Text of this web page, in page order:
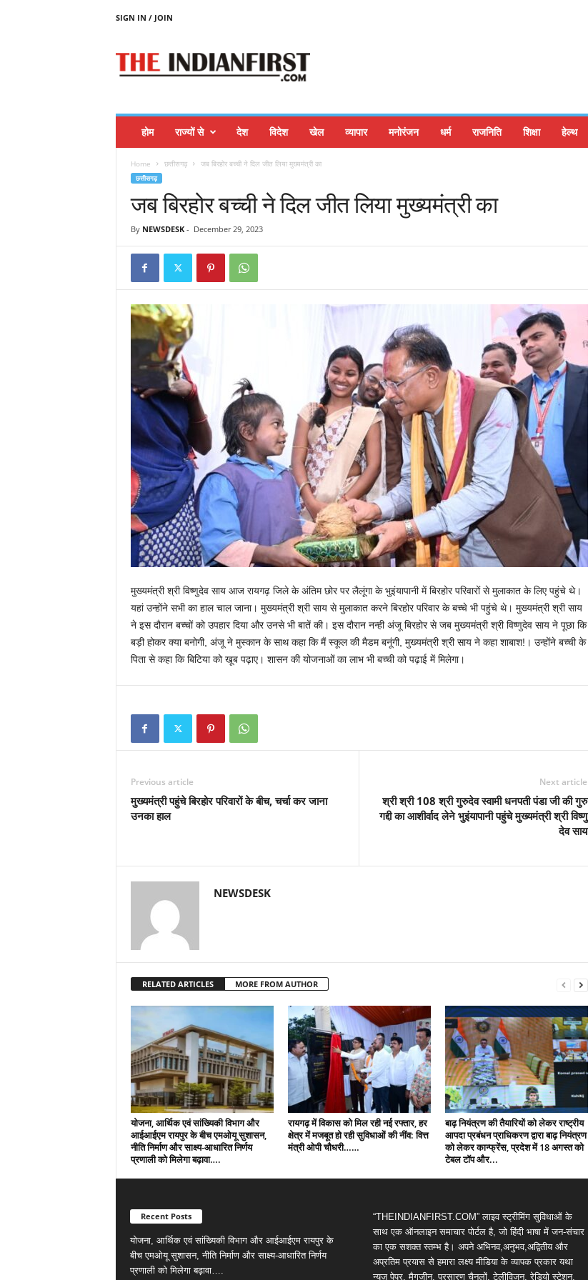
SIGN IN / JOIN
होम राज्यों से देश विदेश खेल व्यापार मनोरंजन धर्म राजनिति शिक्षा हेल्थ
Home छत्तीसगढ़ जब बिरहोर बच्ची ने दिल जीत लिया मुख्यमंत्री का
छत्तीसगढ़
जब बिरहोर बच्ची ने दिल जीत लिया मुख्यमंत्री का
By NEWSDESK- December 29, 2023
मुख्यमंत्री श्री विष्णुदेव साय आज रायगढ़ जिले के अंतिम छोर पर लैलूंगा के भुइंयापानी में बिरहोर परिवारों से मुलाकात के लिए पहुंचे थे।
यहां उन्होंने सभी का हाल चाल जाना। मुख्यमंत्री श्री साय से मुलाकात करने बिरहोर परिवार के बच्चे भी पहुंचे थे। मुख्यमंत्री श्री साय
ने इस दौरान बच्चों को उपहार दिया और उनसे भी बातें की। इस दौरान नन्ही अंजू बिरहोर से जब मुख्यमंत्री श्री विष्णुदेव साय ने पूछा कि
बड़ी होकर क्या बनोगी, अंजू ने मुस्कान के साथ कहा कि मैं स्कूल की मैडम बनूंगी, मुख्यमंत्री श्री साय ने कहा शाबाश!। उन्होंने बच्ची के
पिता से कहा कि बिटिया को खूब पढ़ाए। शासन की योजनाओं का लाभ भी बच्ची को पढ़ाई में मिलेगा।
Previous article
मुख्यमंत्री पहुंचे बिरहोर परिवारों के बीच, चर्चा कर जाना
उनका हाल
Next article
श्री श्री 108 श्री गुरुदेव स्वामी धनपती पंडा जी की गुरु
गद्दी का आशीर्वाद लेने भुइंयापानी पहुंचे मुख्यमंत्री श्री विष्णु
देव साय
NEWSDESK
RELATED ARTICLES MORE FROM AUTHOR
योजना, आर्थिक एवं सांख्यिकी विभाग और
आईआईएम रायपुर के बीच एमओयू सुशासन,
नीति निर्माण और साक्ष्य-आधारित निर्णय
प्रणाली को मिलेगा बढ़ावा….
रायगढ़ में विकास को मिल रही नई रफ्तार, हर
क्षेत्र में मजबूत हो रही सुविधाओं की नींव: वित्त
मंत्री ओपी चौधरी……
बाढ़ नियंत्रण की तैयारियों को लेकर राष्ट्रीय
आपदा प्रबंधन प्राधिकरण द्वारा बाढ़ नियंत्रण
को लेकर कान्फ्रेंस, प्रदेश में 18 अगस्त को
टेबल टॉप और...
Recent Posts
योजना, आर्थिक एवं सांख्यिकी विभाग और आईआईएम रायपुर के
बीच एमओयू सुशासन, नीति निर्माण और साक्ष्य-आधारित निर्णय
प्रणाली को मिलेगा बढ़ावा….
“THEINDIANFIRST.COM” लाइव स्ट्रीमिंग सुविधाओं के
साथ एक ऑनलाइन समाचार पोर्टल है, जो हिंदी भाषा में जन-संचार
का एक सशक्त स्तम्भ है। अपने अभिनव,अनुभव,अद्वितीय और
अप्रतिम प्रयास से हमारा लक्ष्य मीडिया के व्यापक प्रकार यथा
न्यूज़ पेपर, मैगजीन, प्रसारण चैनलों, टेलीविजन, रेडियो स्टेशन,